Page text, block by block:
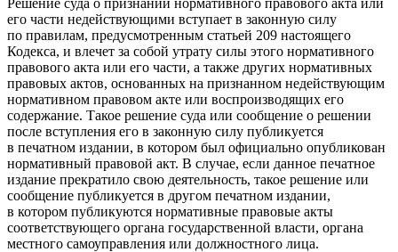
его части недействующими вступает в законную силу
по правилам, предусмотренным статьей 209 настоящего
Кодекса, и влечет за собой утрату силы этого нормативного
правового акта или его части, а также других нормативных
правовых актов, основанных на признанном недействующим
нормативном правовом акте или воспроизводящих его
содержание. Такое решение суда или сообщение о решении
после вступления его в законную силу публикуется
в печатном издании, в котором был официально опубликован
нормативный правовой акт. В случае, если данное печатное
издание прекратило свою деятельность, такое решение или
сообщение публикуется в другом печатном издании,
в котором публикуются нормативные правовые акты
соответствующего органа государственной власти, органа
местного самоуправления или должностного лица.